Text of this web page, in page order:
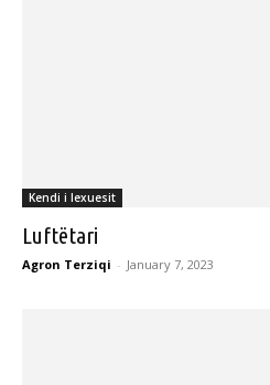
Kendi i lexuesit
Luftëtari
Agron Terziqi - January 7, 2023